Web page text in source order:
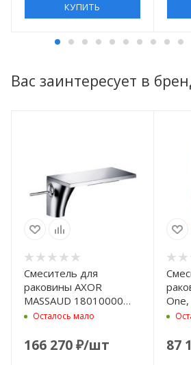
КУПИТЬ
Вас заинтересует в
Смеситель для
раковины AXOR
MASSAUD 18010000
хром
Осталось мало
166 270₽/шт 87